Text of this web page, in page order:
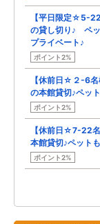
【平日限定☆5-
の貸し切り♪ ペ
プライベート♪
ポイント2%
【休前日☆２-6
の本館貸切♪ペッ
ポイント2%
【休前日☆7-22
本館貸切♪ペット
ポイント2%